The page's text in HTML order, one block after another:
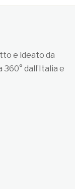
e ideato da
dall’Italia e